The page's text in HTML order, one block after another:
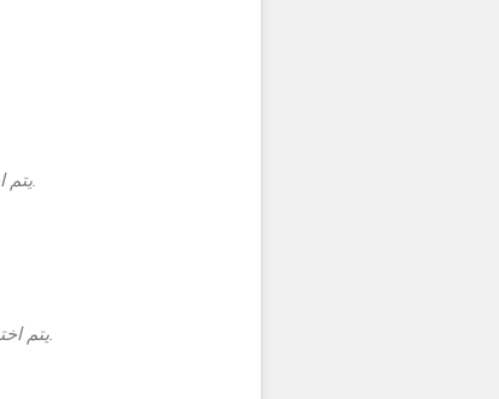
4. يتم اختبار وظيفة قطع الغاز لنظام الإشعال.
8. يتم اختبار وظيفة التدفئة وإنتاج الماء الساخن.